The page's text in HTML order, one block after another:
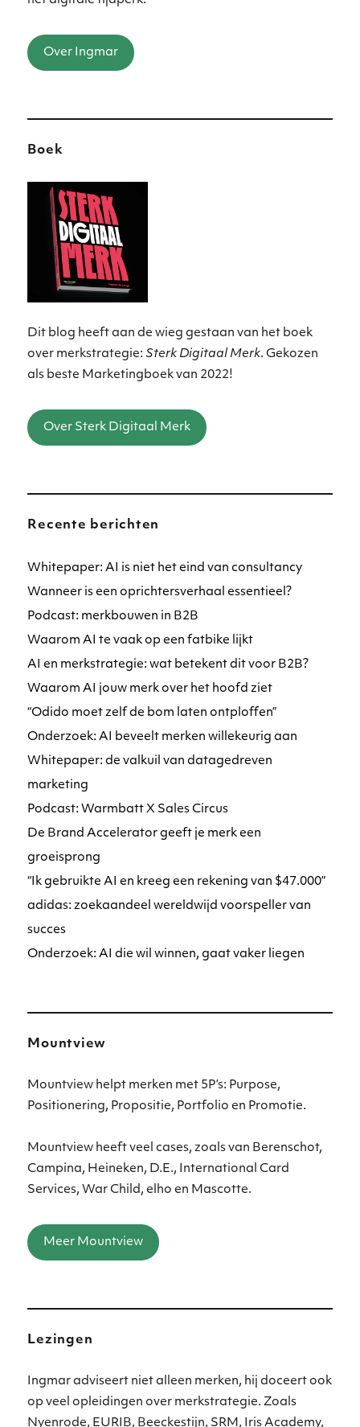
Over Ingmar
Boek
Dit blog heeft aan de wieg gestaan van het boek
over merkstrategie:Sterk Digitaal Merk. Gekozen
als beste Marketingboek van 2022!
Over Sterk Digitaal Merk
Recente berichten
Whitepaper: AI is niet het eind van consultancy
Wanneer is een oprichtersverhaal essentieel?
Podcast: merkbouwen in B2B
Waarom AI te vaak op een fatbike lijkt
AI en merkstrategie: wat betekent dit voor B2B?
Waarom AI jouw merk over het hoofd ziet
“Odido moet zelf de bom laten ontploffen”
Onderzoek: AI beveelt merken willekeurig aan
Whitepaper: de valkuil van datagedreven
marketing
Podcast: Warmbatt X Sales Circus
De Brand Accelerator geeft je merk een
groeisprong
“Ik gebruikte AI en kreeg een rekening van $47.000”
adidas: zoekaandeel wereldwijd voorspeller van
succes
Onderzoek: AI die wil winnen, gaat vaker liegen
Mountview
Mountview helpt merken met 5P’s: Purpose,
Positionering, Propositie, Portfolio en Promotie.
Mountview heeft veel cases, zoals van Berenschot,
Campina, Heineken, D.E., International Card
Services, War Child, elho en Mascotte.
Meer Mountview
Lezingen
Ingmar adviseert niet alleen merken, hij doceert ook
op veel opleidingen over merkstrategie. Zoals
Nyenrode, EURIB, Beeckestijn, SRM, Iris Academy,